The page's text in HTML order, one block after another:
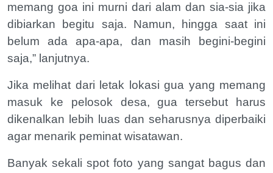
memang goa ini murni dari alam dan sia-sia jika
dibiarkan begitu saja. Namun, hingga saat ini
belum ada apa-apa, dan masih begini-begini
saja,” lanjutnya.
Jika melihat dari letak lokasi gua yang memang
masuk ke pelosok desa, gua tersebut harus
dikenalkan lebih luas dan seharusnya diperbaiki
agar menarik peminat wisatawan.
Banyak sekali spot foto yang sangat bagus dan